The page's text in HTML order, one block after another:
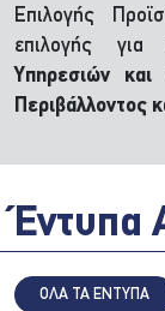
Επιλογής
επιλογής
Υπηρεσιών
Περιβάλλοντος
Έντυπα
ΟΛΑ ΤΑ ΕΝΤΥΠΑ